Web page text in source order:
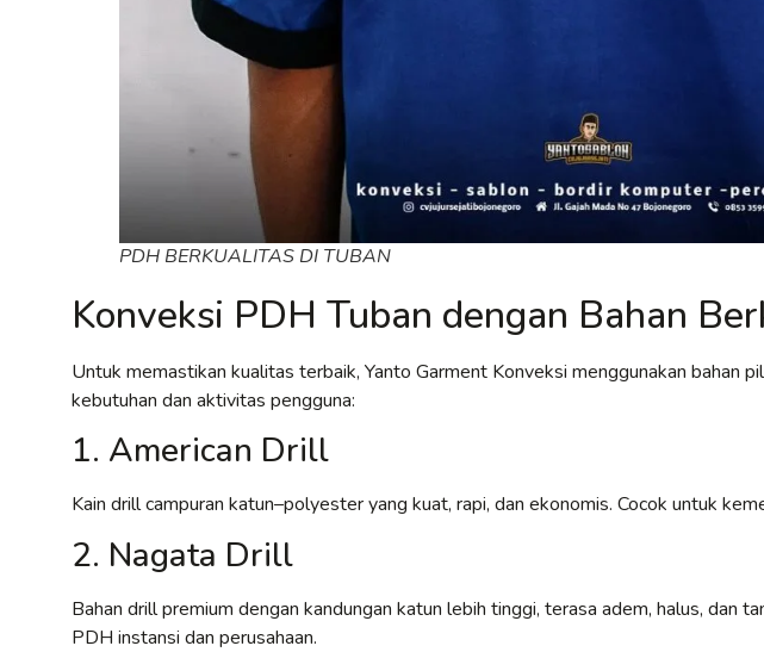
PDH BERKUALITAS DI TUBAN
Konveksi PDH Tuban dengan Bahan
Untuk memastikan kualitas terbaik, Yanto Garment Konveksi menggunakan bahan
kebutuhan dan aktivitas pengguna:
1. American Drill
Kain drill campuran katun–polyester yang kuat, rapi, dan ekonomis. Cocok untuk
2. Nagata Drill
Bahan drill premium dengan kandungan katun lebih tinggi, terasa adem, halus, dan
PDH instansi dan perusahaan.